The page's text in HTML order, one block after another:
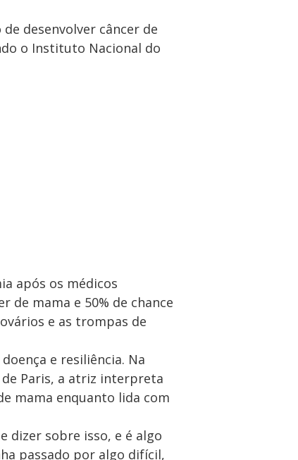
desenvolver câncer de
o Instituto Nacional do
após os médicos
de mama e 50% de chance
e as trompas de
e resiliência. Na
Paris, a atriz interpreta
mama enquanto lida com
dizer sobre isso, e é algo
passado por algo difícil,